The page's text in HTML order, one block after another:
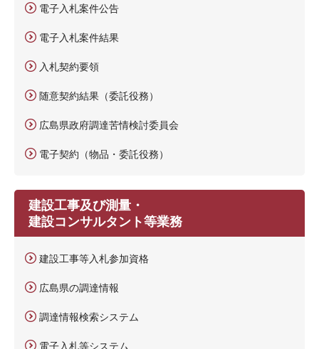
電子入札案件公告
電子入札案件結果
入札契約要領
随意契約結果（委託役務）
広島県政府調達苦情検討委員会
電子契約（物品・委託役務）
建設工事及び測量・
建設コンサルタント等業務
建設工事等入札参加資格
広島県の調達情報
調達情報検索システム
電子入札等システム